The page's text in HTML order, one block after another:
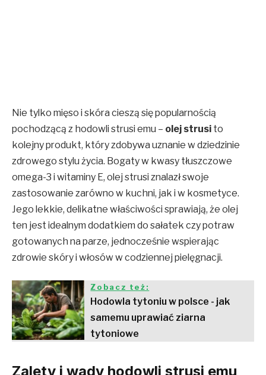
Nie tylko mięso i skóra cieszą się popularnością
pochodzącą z hodowli strusi emu – olej strusi to
kolejny produkt, który zdobywa uznanie w dziedzinie
zdrowego stylu życia. Bogaty w kwasy tłuszczowe
omega-3 i witaminy E, olej strusi znalazł swoje
zastosowanie zarówno w kuchni, jak i w kosmetyce.
Jego lekkie, delikatne właściwości sprawiają, że olej
ten jest idealnym dodatkiem do sałatek czy potraw
gotowanych na parze, jednocześnie wspierając
zdrowie skóry i włosów w codziennej pielęgnacji.
Zobacz też:
Hodowla tytoniu w polsce - jak
samemu uprawiać ziarna
tytoniowe
Zalety i wady hodowli strusi emu